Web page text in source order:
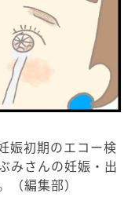
娠初期のエコー検
みさんの妊娠・出
編集部）